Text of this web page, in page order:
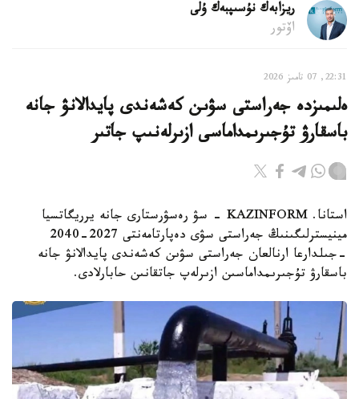
ريزابەك نۇسىپبەك ۇلى
اۆتور
22:31, 07 تامىز 2026
ەلىمىزدە جەراستى سۋىن كەشەندى پايدالانۋ جانە
باسقارۋ تۇجىرىمداماسى ازىرلەنىپ جاتىر
استانا. KAZINFORM - سۋ رەسۋرستارى جانە يرريگاتسيا
مينيسترلىگىنىڭ جەراستى سۋى دەپارتامەنتى 2027-2040
-جىلدارعا ارنالعان جەراستى سۋىن كەشەندى پايدالانۋ جانە
باسقارۋ تۇجىرىمداماسىن ازىرلەپ جاتقانىن حابارلادى.